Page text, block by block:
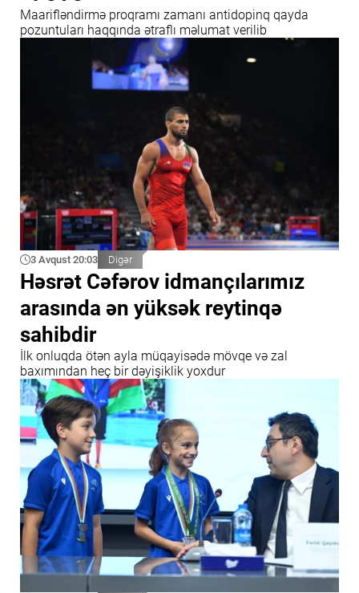
Maarifləndirmə proqramı zamanı antidopinq qayda
pozuntuları haqqında ətraflı məlumat verilib
3 Avqust 20:03 Digər
Həsrət Cəfərov idmançılarımız
arasında ən yüksək reytinqə
sahibdir
İlk onluqda ötən ayla müqayisədə mövqe və zal
baxımından heç bir dəyişiklik yoxdur